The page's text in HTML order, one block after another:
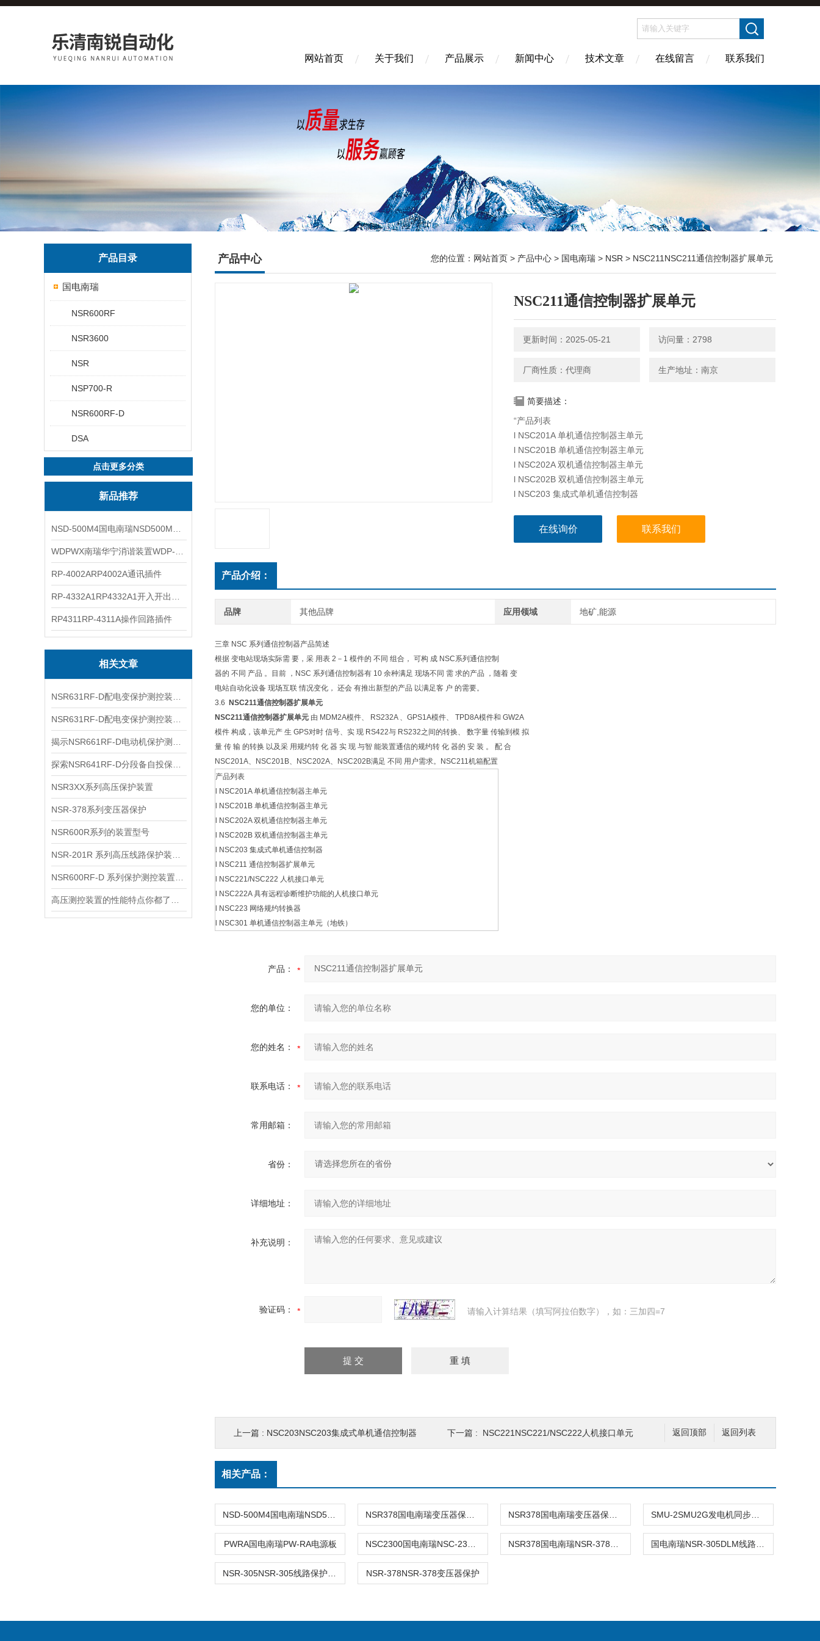
网站首页 关于我们 产品展示 新闻中心 技术文章 在线留言 联系我们
产品目录
国电南瑞
NSR600RF
NSR3600
NSR
NSP700-R
NSR600RF-D
DSA
点击更多分类
新品推荐
RP-4002ARP4002A通讯插件
RP4311RP-4311A操作回路插件
相关文章
NSR3XX系列高压保护装置
NSR-378系列变压器保护
NSR600R系列的装置型号
产品中心 您的位置： 网站首页 > 产品中心 > 国电南瑞 > NSR > NSC211NSC211通信控制器扩展单元
NSC211通信控制器扩展单元
更新时间：2025-05-21 访问量：2798
厂商性质：代理商 生产地址：南京
简要描述：
“产品列表
l NSC201A 单机通信控制器主单元
l NSC201B 单机通信控制器主单元
l NSC202A 双机通信控制器主单元
l NSC202B 双机通信控制器主单元
l NSC203 集成式单机通信控制器
l NSC221/NSC222 人机接口单元
在线询价 联系我们
产品介绍：
品牌 其他品牌 应用领域 地矿,能源
三章 NSC 系列通信控制器产品简述
根据 变电站现场实际需 要，采 用表 2－1 模件的 不同 组合， 可构 成 NSC系列通信控制
器的 不同 产品 。目前 ，NSC 系列通信控制器有 10 余种满足 现场不同 需 求的产品 ，随着 变
电站自动化设备 现场互联 情况变化， 还会 有推出新型的产品 以满足客 户 的需要。
3.6
NSC211通信控制器扩展单元
NSC211通信控制器扩展单元 由 MDM2A模件、 RS232A 、GPS1A模件、 TPD8A模件和 GW2A
模件 构成，该单元产 生 GPS对时 信号、实 现 RS422与 RS232之间的转换、 数字量 传输到模 拟
量 传 输 的转换 以及采 用规约转 化 器 实 现 与智 能装置通信的规约转 化 器的 安 装 。 配 合
NSC201A、NSC201B、NSC202A、NSC202B满足 不同 用户需求。NSC211机箱配置
产品列表
l NSC201A 单机通信控制器主单元
l NSC201B 单机通信控制器主单元
l NSC202A 双机通信控制器主单元
l NSC202B 双机通信控制器主单元
l NSC203 集成式单机通信控制器
l NSC211 通信控制器扩展单元
l NSC221/NSC222 人机接口单元
l NSC222A 具有远程诊断维护功能的人机接口单元
l NSC223 网络规约转换器
l NSC301 单机通信控制器主单元（地铁）
产品：
您的单位：
您的姓名：
联系电话：
常用邮箱：
省份：
详细地址：
补充说明：
验证码： 请输入计算结果（填写阿拉伯数字），如：三加四=7
返回列表
返回顶部
上一篇 : NSC203NSC203集成式单机通信控制器 下一篇 : NSC221NSC221/NSC222人机接口单元
相关产品：
PWRA国电南瑞PW-RA电源板
NSR-378NSR-378变压器保护